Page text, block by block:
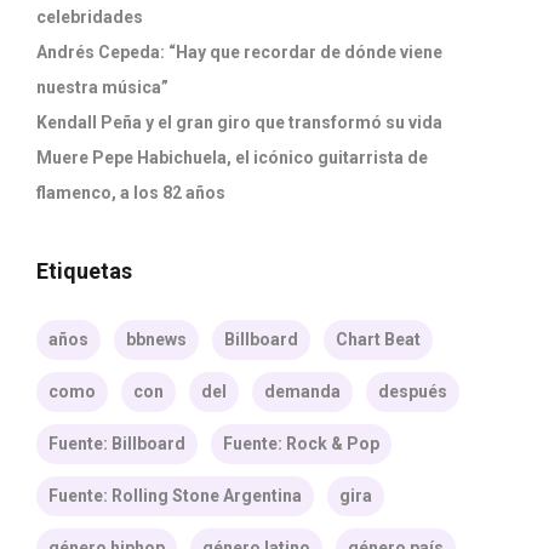
celebridades
Andrés Cepeda: “Hay que recordar de dónde viene
nuestra música”
Kendall Peña y el gran giro que transformó su vida
Muere Pepe Habichuela, el icónico guitarrista de
flamenco, a los 82 años
Etiquetas
años bbnews Billboard Chart Beat
como con del demanda después
Fuente: Billboard Fuente: Rock & Pop
Fuente: Rolling Stone Argentina gira